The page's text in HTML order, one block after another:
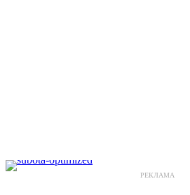
РЕКЛАМА